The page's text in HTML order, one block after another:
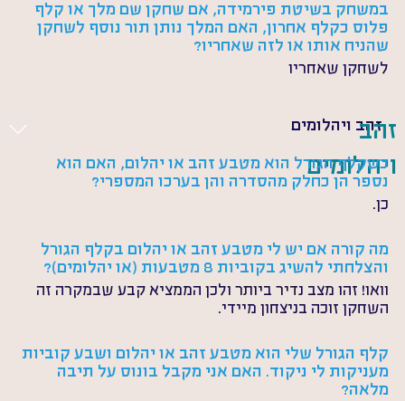
במשחק בשיטת פירמידה, אם שחקן שם מלך או קלף
פלוס כקלף אחרון, האם המלך נותן תור נוסף לשחקן
שהניח אותו או לזה שאחריו?
לשחקן שאחריו
זהב ויהלומים
זהב
ויהלומים
כשקלף הגורל הוא מטבע זהב או יהלום, האם הוא
נספר הן כחלק מהסדרה והן בערכו המספרי?
כן.
מה קורה אם יש לי מטבע זהב או יהלום בקלף הגורל
והצלחתי להשיג בקוביות 8 מטבעות (או יהלומים)?
וואו! זהו מצב נדיר ביותר ולכן הממציא קבע שבמקרה זה
השחקן זוכה בניצחון מיידי.
קלף הגורל שלי הוא מטבע זהב או יהלום ושבע קוביות
מעניקות לי ניקוד. האם אני מקבל בונוס על תיבה
מלאה?